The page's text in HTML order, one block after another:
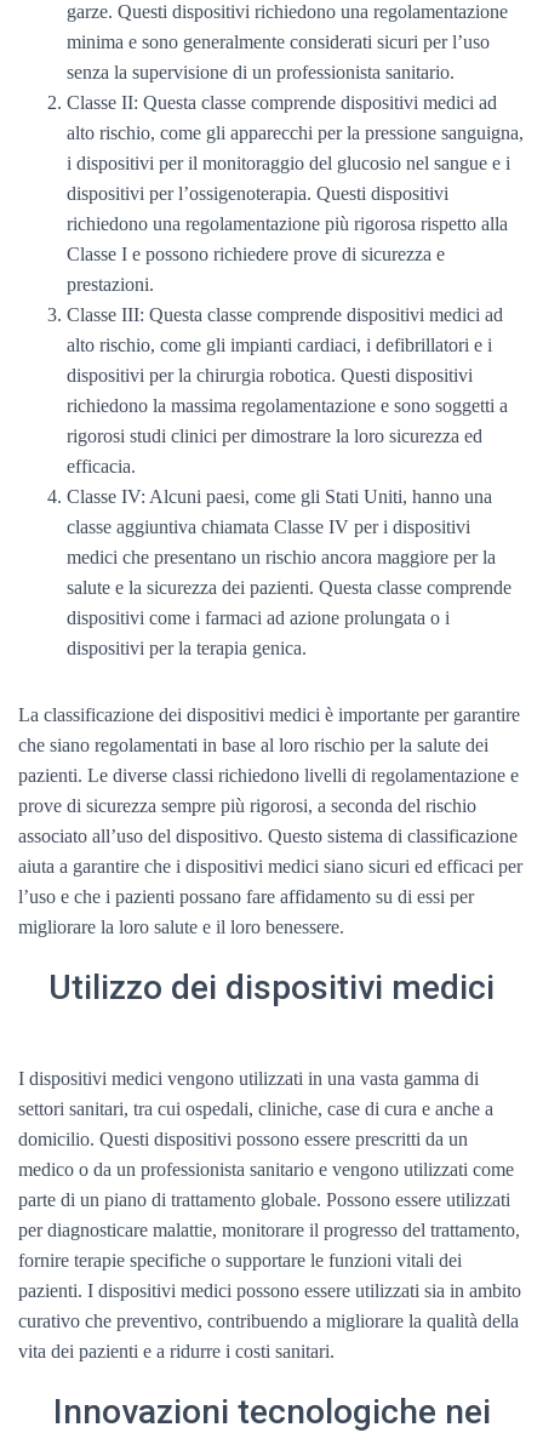
garze. Questi dispositivi richiedono una regolamentazione
minima e sono generalmente considerati sicuri per l’uso
senza la supervisione di un professionista sanitario.
Classe II: Questa classe comprende dispositivi medici ad
alto rischio, come gli apparecchi per la pressione sanguigna,
i dispositivi per il monitoraggio del glucosio nel sangue e i
dispositivi per l’ossigenoterapia. Questi dispositivi
richiedono una regolamentazione più rigorosa rispetto alla
Classe I e possono richiedere prove di sicurezza e
prestazioni.
Classe III: Questa classe comprende dispositivi medici ad
alto rischio, come gli impianti cardiaci, i defibrillatori e i
dispositivi per la chirurgia robotica. Questi dispositivi
richiedono la massima regolamentazione e sono soggetti a
rigorosi studi clinici per dimostrare la loro sicurezza ed
efficacia.
Classe IV: Alcuni paesi, come gli Stati Uniti, hanno una
classe aggiuntiva chiamata Classe IV per i dispositivi
medici che presentano un rischio ancora maggiore per la
salute e la sicurezza dei pazienti. Questa classe comprende
dispositivi come i farmaci ad azione prolungata o i
dispositivi per la terapia genica.
La classificazione dei dispositivi medici è importante per garantire
che siano regolamentati in base al loro rischio per la salute dei
pazienti. Le diverse classi richiedono livelli di regolamentazione e
prove di sicurezza sempre più rigorosi, a seconda del rischio
associato all’uso del dispositivo. Questo sistema di classificazione
aiuta a garantire che i dispositivi medici siano sicuri ed efficaci per
l’uso e che i pazienti possano fare affidamento su di essi per
migliorare la loro salute e il loro benessere.
Utilizzo dei dispositivi medici
I dispositivi medici vengono utilizzati in una vasta gamma di
settori sanitari, tra cui ospedali, cliniche, case di cura e anche a
domicilio. Questi dispositivi possono essere prescritti da un
medico o da un professionista sanitario e vengono utilizzati come
parte di un piano di trattamento globale. Possono essere utilizzati
per diagnosticare malattie, monitorare il progresso del trattamento,
fornire terapie specifiche o supportare le funzioni vitali dei
pazienti. I dispositivi medici possono essere utilizzati sia in ambito
curativo che preventivo, contribuendo a migliorare la qualità della
vita dei pazienti e a ridurre i costi sanitari.
Innovazioni tecnologiche nei